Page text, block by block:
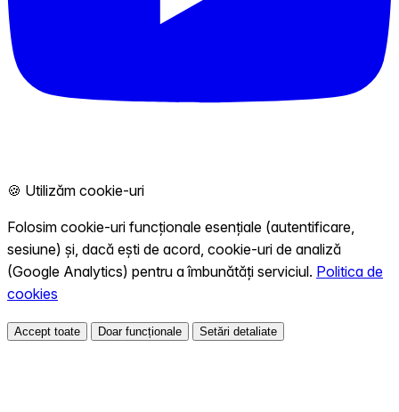
🍪 Utilizăm cookie-uri
Folosim cookie-uri funcționale esențiale (autentificare,
sesiune) și, dacă ești de acord, cookie-uri de analiză
(Google Analytics) pentru a îmbunătăți serviciul. Politica de
cookies
Accept toate Doar funcționale Setări detaliate